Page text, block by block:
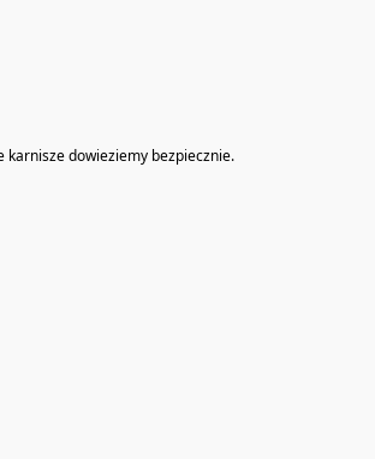
karnisze dowieziemy bezpiecznie.